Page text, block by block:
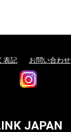
表記 お問い合わせ
JAPAN